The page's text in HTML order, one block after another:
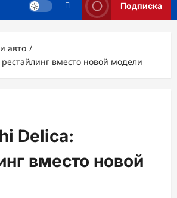
Подписка
авто
вместо новой модели
Delica:
вместо новой